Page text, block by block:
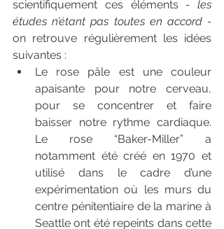
scientifiquement ces éléments - les
on retrouve régulièrement les idées
suivantes :
Le rose pâle est une couleur
apaisante pour notre cerveau,
pour se concentrer et faire
baisser notre rythme cardiaque.
Le rose “Baker-Miller” a
notamment été créé en 1970 et
utilisé dans le cadre d’une
expérimentation où les murs du
centre pénitentiaire de la marine à
Seattle ont été repeints dans cette